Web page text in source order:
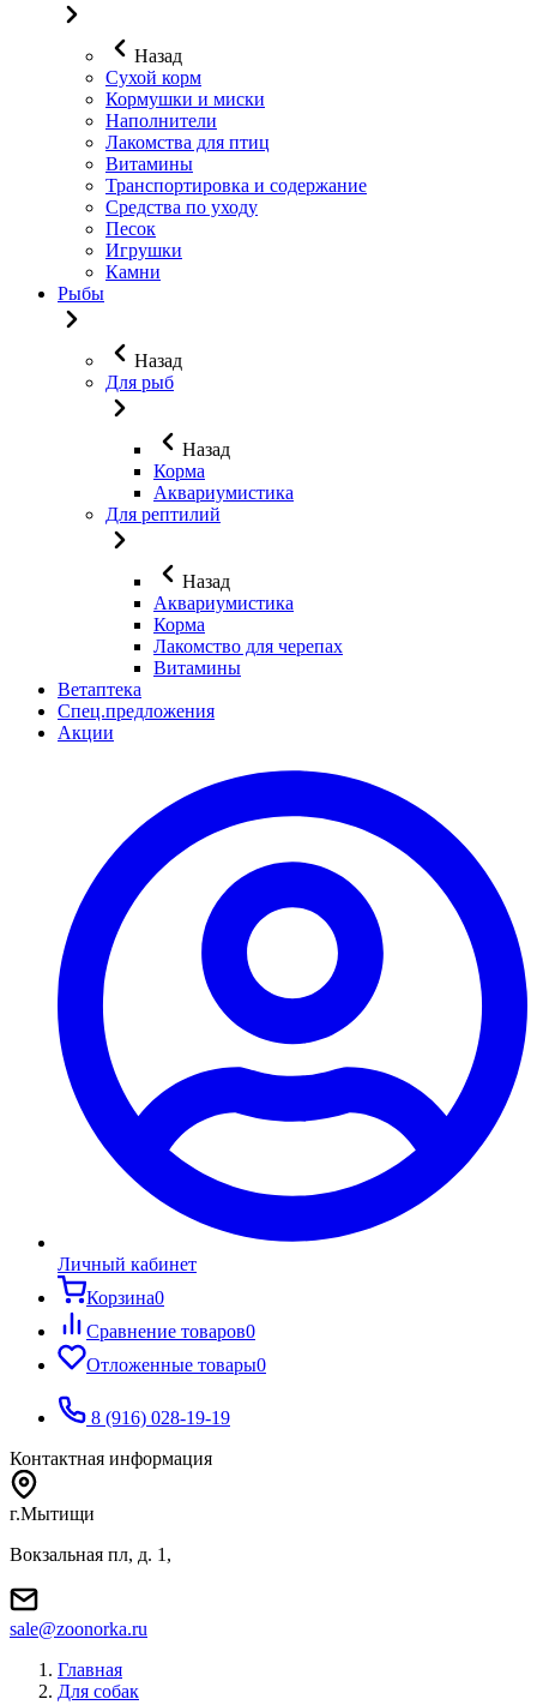
Назад
Сухой корм
Кормушки и миски
Наполнители
Лакомства для птиц
Витамины
Транспортировка и содержание
Средства по уходу
Песок
Игрушки
Камни
Рыбы
Назад
Для рыб
Назад
Корма
Аквариумистика
Для рептилий
Назад
Аквариумистика
Корма
Лакомство для черепах
Витамины
Ветаптека
Спец.предложения
Акции
Личный кабинет
Корзина0
Сравнение товаров0
Отложенные товары0
8 (916) 028-19-19
Контактная информация
г.Мытищи
Вокзальная пл, д. 1,
sale@zoonorka.ru
Главная
Для собак